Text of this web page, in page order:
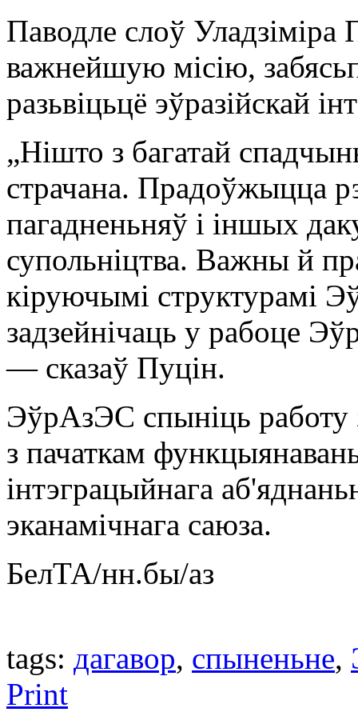
Паводле слоў
важнейшую місію,
разьвіцьцё эўразійскай
„Нішто з багатай
страчана. Прадоўжыцца
пагадненьняў і іншых
супольніцтва. Важны й
кіруючымі структурамі
задзейнічаць у рабоце
— сказаў Пуцін.
ЭўрАзЭС спыніць работу
з пачаткам
інтэграцыйнага
эканамічнага саюза.
БелТА/нн.бы/аз
tags: дагавор, спыненьне,
Print